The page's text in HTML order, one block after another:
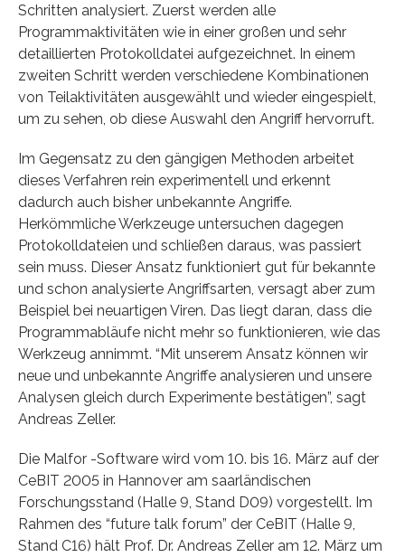
Schritten analysiert. Zuerst werden alle
Programmaktivitäten wie in einer großen und sehr
detaillierten Protokolldatei aufgezeichnet. In einem
zweiten Schritt werden verschiedene Kombinationen
von Teilaktivitäten ausgewählt und wieder eingespielt,
um zu sehen, ob diese Auswahl den Angriff hervorruft.
Im Gegensatz zu den gängigen Methoden arbeitet
dieses Verfahren rein experimentell und erkennt
dadurch auch bisher unbekannte Angriffe.
Herkömmliche Werkzeuge untersuchen dagegen
Protokolldateien und schließen daraus, was passiert
sein muss. Dieser Ansatz funktioniert gut für bekannte
und schon analysierte Angriffsarten, versagt aber zum
Beispiel bei neuartigen Viren. Das liegt daran, dass die
Programmabläufe nicht mehr so funktionieren, wie das
Werkzeug annimmt. “Mit unserem Ansatz können wir
neue und unbekannte Angriffe analysieren und unsere
Analysen gleich durch Experimente bestätigen”, sagt
Andreas Zeller.
Die Malfor -Software wird vom 10. bis 16. März auf der
CeBIT 2005 in Hannover am saarländischen
Forschungsstand (Halle 9, Stand D09) vorgestellt. Im
Rahmen des “future talk forum” der CeBIT (Halle 9,
Stand C16) hält Prof. Dr. Andreas Zeller am 12. März um